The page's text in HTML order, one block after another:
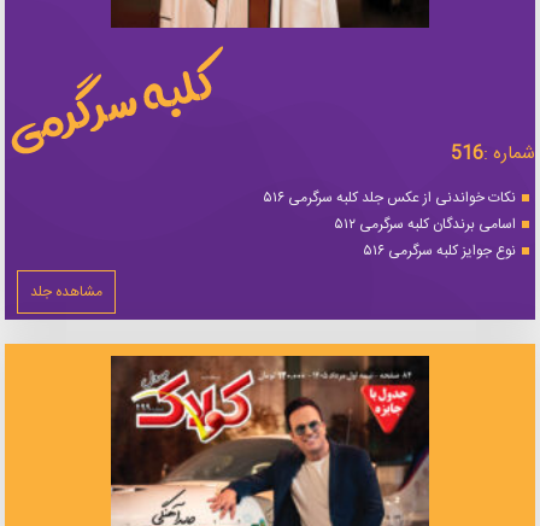
شماره :516
نکات خواندنی از عکس جلد کلبه سرگرمی ۵۱۶
اسامی برندگان کلبه سرگرمی ۵۱۲
نوع جوایز کلبه سرگرمی ۵۱۶
مشاهده جلد